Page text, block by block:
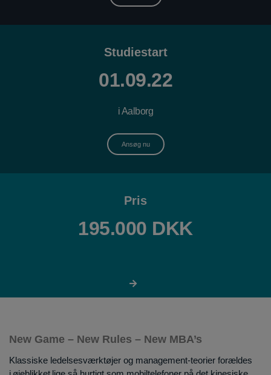
Studiestart
01.09.22
i Aalborg
Ansøg nu
Pris
195.000 DKK
New Game – New Rules – New MBA’s
Klassiske ledelsesværktøjer og management-teorier forældes